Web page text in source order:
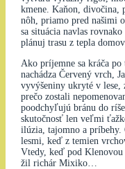
kmene. Kaňon, divočina,
nôh, priamo pred našimi
sa situácia navlas
plánuj trasu z tepla
Ako príjemne sa kráča
nachádza Červený vrch,
vyvýšeniny ukryté v lese,
prečo zostali
poodchyľujú bránu do
skutočnosť len veľmi
ilúzia, tajomno a
lesmi, keď z temien
Vtedy, keď pod
žil richár Mixiko…